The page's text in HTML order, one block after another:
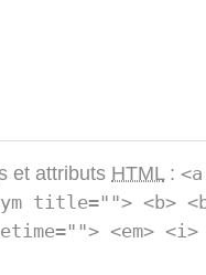
et attributs HTML :
title=""> <b>
<em>